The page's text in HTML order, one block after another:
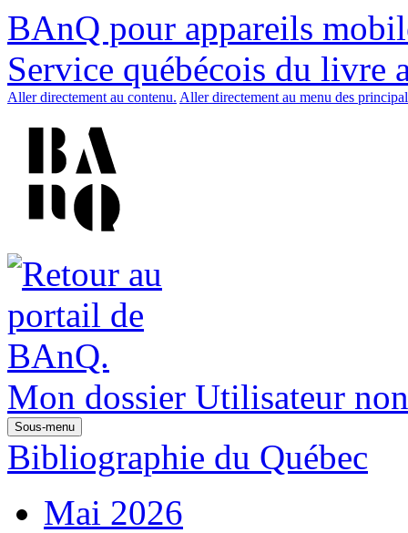
BAnQ pour appareils
Service québécois du livre
Aller directement au contenu. Aller directement au menu des
Mon dossier Utilisateur
Sous-menu
Bibliographie du Québec
Mai 2026